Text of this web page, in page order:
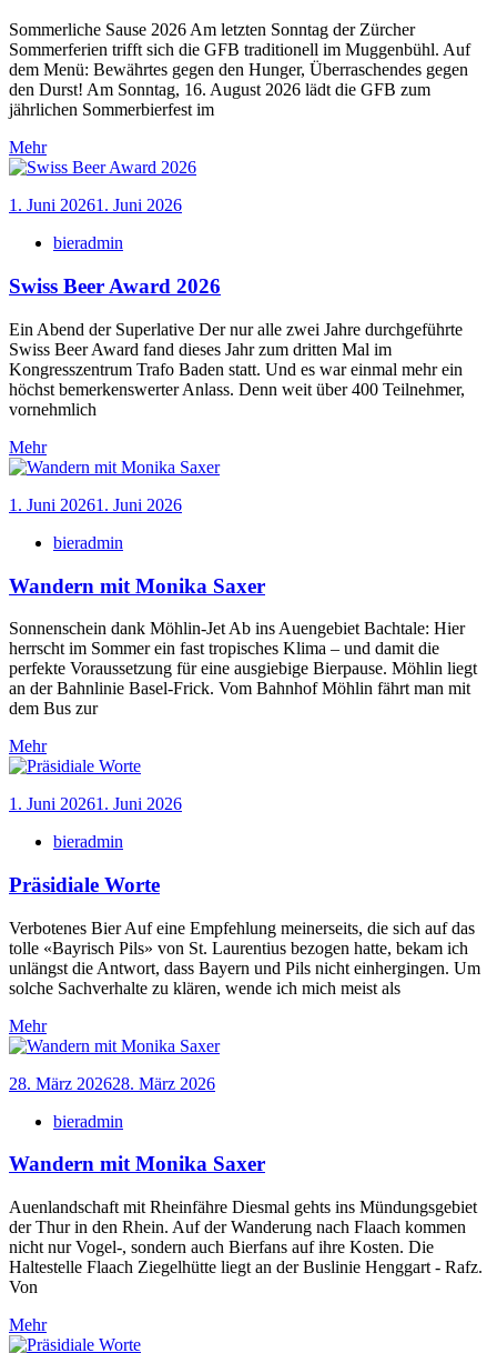
Sommerliche Sause 2026 Am letzten Sonntag der Zürcher
Sommerferien trifft sich die GFB traditionell im Muggenbühl. Auf
dem Menü: Bewährtes gegen den Hunger, Überraschendes gegen
den Durst! Am Sonntag, 16. August 2026 lädt die GFB zum
jährlichen Sommerbierfest im
Mehr
1. Juni 20261. Juni 2026
bieradmin
Swiss Beer Award 2026
Ein Abend der Superlative Der nur alle zwei Jahre durchgeführte
Swiss Beer Award fand dieses Jahr zum dritten Mal im
Kongresszentrum Trafo Baden statt. Und es war einmal mehr ein
höchst bemerkenswerter Anlass. Denn weit über 400 Teilnehmer,
vornehmlich
Mehr
1. Juni 20261. Juni 2026
bieradmin
Wandern mit Monika Saxer
Sonnenschein dank Möhlin-Jet Ab ins Auengebiet Bachtale: Hier
herrscht im Sommer ein fast tropisches Klima – und damit die
perfekte Voraussetzung für eine ausgiebige Bierpause. Möhlin liegt
an der Bahnlinie Basel-Frick. Vom Bahnhof Möhlin fährt man mit
dem Bus zur
Mehr
1. Juni 20261. Juni 2026
bieradmin
Präsidiale Worte
Verbotenes Bier Auf eine Empfehlung meinerseits, die sich auf das
tolle «Bayrisch Pils» von St. Laurentius bezogen hatte, bekam ich
unlängst die Antwort, dass Bayern und Pils nicht einhergingen. Um
solche Sachverhalte zu klären, wende ich mich meist als
Mehr
28. März 202628. März 2026
bieradmin
Wandern mit Monika Saxer
Auenlandschaft mit Rheinfähre Diesmal gehts ins Mündungsgebiet
der Thur in den Rhein. Auf der Wanderung nach Flaach kommen
nicht nur Vogel-, sondern auch Bierfans auf ihre Kosten. Die
Haltestelle Flaach Ziegelhütte liegt an der Buslinie Henggart - Rafz.
Von
Mehr